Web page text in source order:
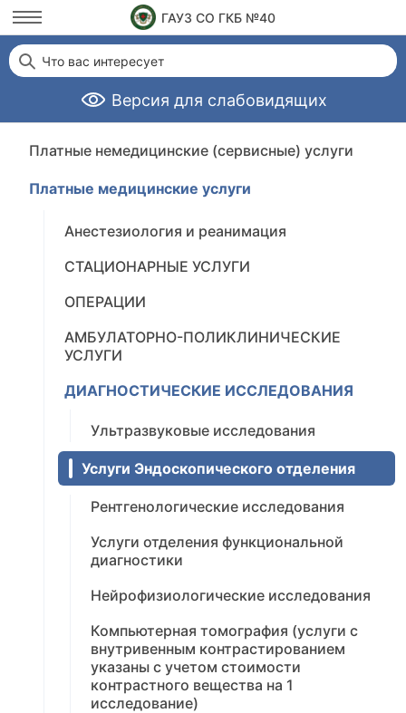
ГАУЗ СО ГКБ №40
Версия для слабовидящих
Что вас интересует
Платные немедицинские (сервисные) услуги
Платные медицинские услуги
Анестезиология и реанимация
СТАЦИОНАРНЫЕ УСЛУГИ
ОПЕРАЦИИ
АМБУЛАТОРНО-ПОЛИКЛИНИЧЕСКИЕ
УСЛУГИ
ДИАГНОСТИЧЕСКИЕ ИССЛЕДОВАНИЯ
Ультразвуковые исследования
Услуги Эндоскопического отделения
Рентгенологические исследования
Услуги отделения функциональной
диагностики
Нейрофизиологические исследования
Компьютерная томография (услуги с
внутривенным контрастированием
указаны с учетом стоимости
контрастного вещества на 1
исследование)